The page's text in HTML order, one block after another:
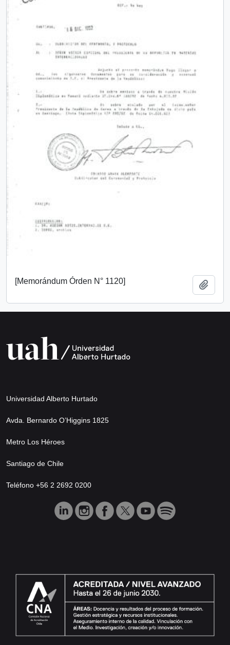
[Memorándum Órden N° 1120]
Universidad Alberto Hurtado
Avda. Bernardo O’Higgins 1825
Metro Los Héroes
Santiago de Chile
Teléfono +56 2 2692 0200